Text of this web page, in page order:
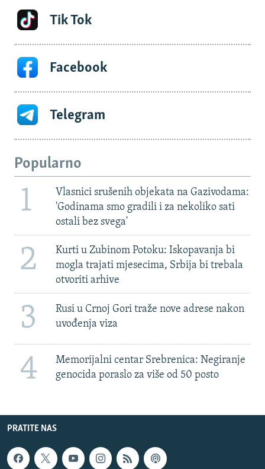
Tik Tok
Facebook
Telegram
Popularno
1
Vlasnici srušenih objekata na Gazivodama:
'Godinama smo gradili i za nekoliko sati
ostali bez svega'
2
Kurti u Zubinom Potoku: Iskopavanja bi
mogla trajati mjesecima, Srbija bi trebala
otvoriti arhive
3
Rusi u Crnoj Gori traže nove adrese nakon
uvođenja viza
4
Memorijalni centar Srebrenica: Negiranje
genocida poraslo za više od 50 posto
PRATITE NAS